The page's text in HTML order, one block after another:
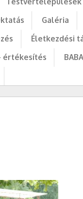
Galéria
Életkezdési
értékesítés